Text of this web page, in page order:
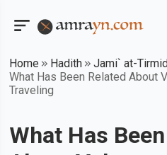
Home Hadith Jami` at-
What Has Been Related About
Traveling
What Has